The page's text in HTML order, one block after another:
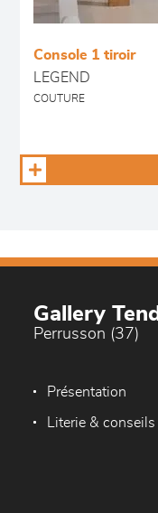
Console 1 tiroir
LEGEND
COUTURE
Gallery
Perrusson (37)
Présentation
Literie & conseils